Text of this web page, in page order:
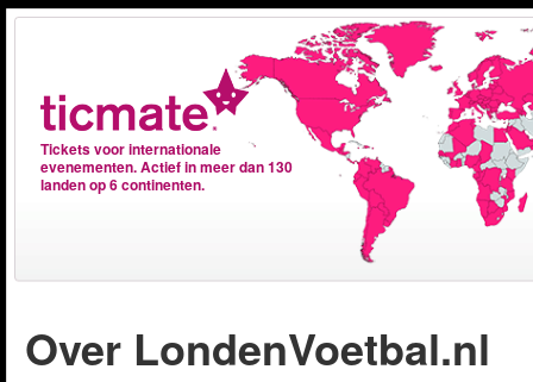
Tickets voor internationale
evenementen. Actief in meer dan 130
landen op 6 continenten.
Over LondenVoetbal.nl